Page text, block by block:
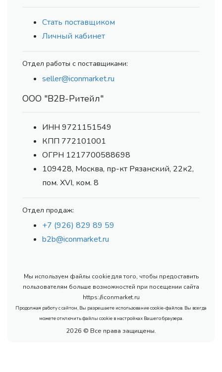
Стать поставщиком
Личный кабинет
Отдел работы с поставщиками:
seller@iconmarket.ru
ООО "В2В-Ритейл"
ИНН 9721151549
КПП 772101001
ОГРН 1217700588698
109428, Москва, пр-кт Рязанский, 22к2,
пом. XVI, ком. 8
Отдел продаж:
+7 (926) 829 89 59
b2b@iconmarket.ru
Мы используем файлы cookie для того, чтобы предоставить
пользователям больше возможностей при посещении сайта
https://iconmarket.ru
Продолжая работу с сайтом, Вы разрешаете использование cookie-файлов. Вы всегда
можете отключить файлы cookie в настройках Вашего браузера.
2026 © Все права защищены.